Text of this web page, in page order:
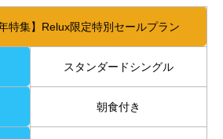
特集】Relux限定特別セールプラン
スタンダードシングル
朝食付き